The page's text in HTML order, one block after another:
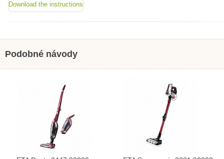
Download the instructions
Podobné návody